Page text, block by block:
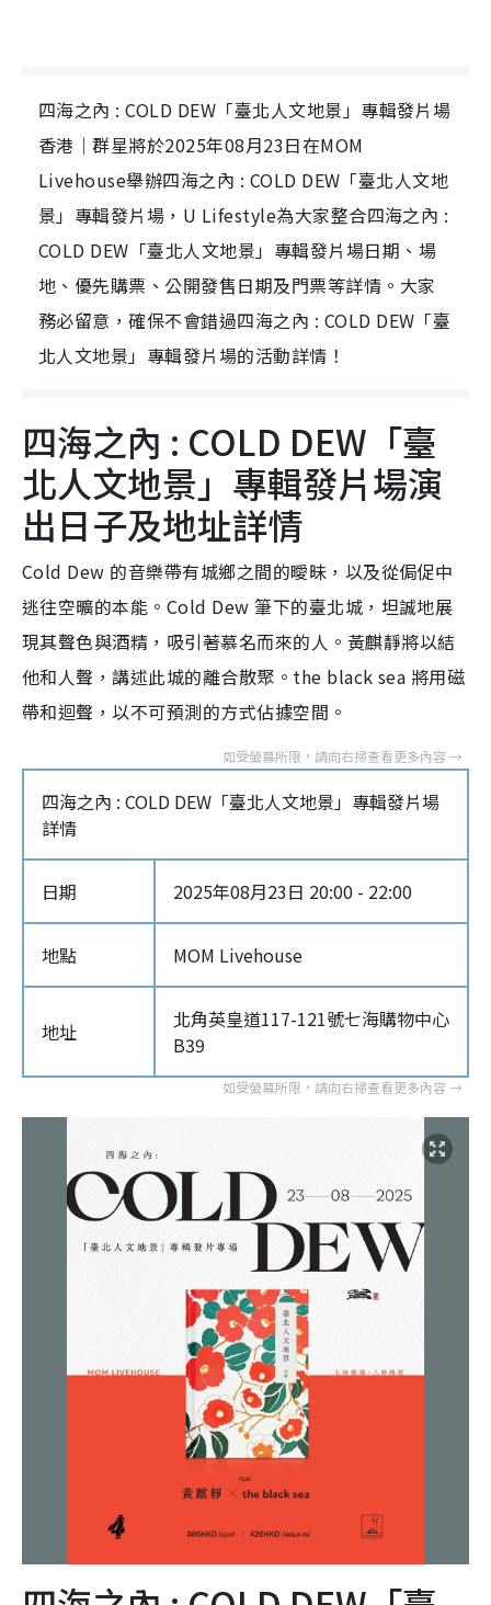
四海之內 : COLD DEW「臺北人文地景」專輯發片場
香港｜群星將於2025年08月23日在MOM
Livehouse舉辦四海之內 : COLD DEW「臺北人文地
景」專輯發片場，U Lifestyle為大家整合四海之內 :
COLD DEW「臺北人文地景」專輯發片場日期、場
地、優先購票、公開發售日期及門票等詳情。大家
務必留意，確保不會錯過四海之內 : COLD DEW「臺
北人文地景」專輯發片場的活動詳情！
四海之內 : COLD DEW「臺
北人文地景」專輯發片場演
出日子及地址詳情
Cold Dew 的音樂帶有城鄉之間的曖昧，以及從侷促中
逃往空曠的本能。Cold Dew 筆下的臺北城，坦誠地展
現其聲色與酒精，吸引著慕名而來的人。黃麒靜將以結
他和人聲，講述此城的離合散聚。the black sea 將用磁
帶和迴聲，以不可預測的方式佔據空間。
四海之內 : COLD DEW「臺北人文地景」專輯發片場
詳情
日期 2025年08月23日 20:00 - 22:00
地點 MOM Livehouse
地址
北角英皇道117-121號七海購物中心
B39